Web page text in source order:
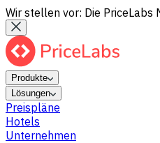
Wir stellen vor: Die PriceLabs
Produkte
Lösungen
Preispläne
Hotels
Unternehmen